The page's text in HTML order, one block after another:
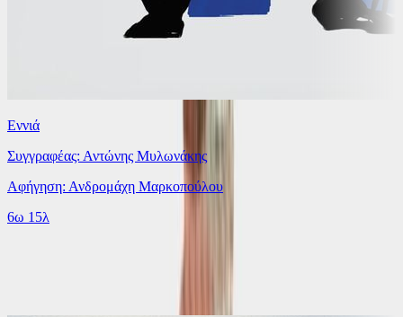
Εννιά
Συγγραφέας: Αντώνης Μυλωνάκης
Αφήγηση: Ανδρομάχη Μαρκοπούλου
6ω 15λ
Παρόμοιες επιλογές